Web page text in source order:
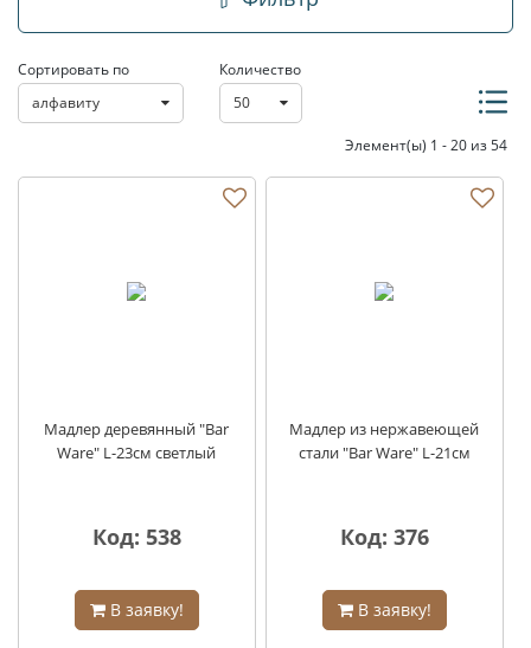
мельницы для льда
Сортировать по
алфавиту
Количество
50
Элемент(ы) 1 - 20 из 54
Мадлер деревянный "Bar
Ware" L-23см светлый
Код: 538
В заявку!
Мадлер из нержавеющей
стали "Bar Ware" L-21см
Код: 376
В заявку!